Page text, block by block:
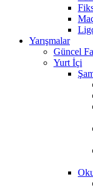
Yarışmalar
Güncel
Yurt İçi